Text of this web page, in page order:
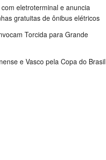
eletroterminal e anuncia
gratuitas de ônibus elétricos
Torcida para Grande
e Vasco pela Copa do Brasil